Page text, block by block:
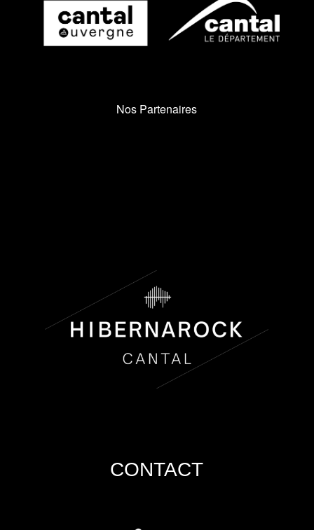
Nos Partenaires
CONTACT